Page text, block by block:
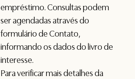
empréstimo. Consultas podem
ser agendadas através do
formulário deContato,
informando os dados do livro de
interesse.
Para verificar mais detalhes da